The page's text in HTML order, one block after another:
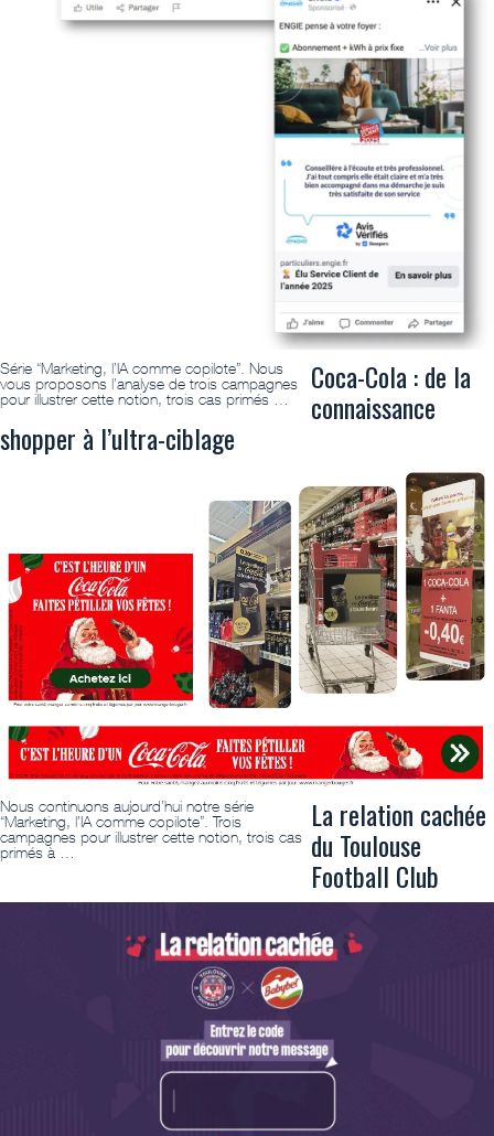
Série “Marketing, l’IA comme copilote”. Nous
vous proposons l’analyse de trois campagnes
pour illustrer cette notion, trois cas primés …
Coca-Cola : de la
connaissance
shopper à l’ultra-ciblage
Nous continuons aujourd’hui notre série
“Marketing, l’IA comme copilote”. Trois
campagnes pour illustrer cette notion, trois cas
primés à …
La relation cachée
du Toulouse
Football Club